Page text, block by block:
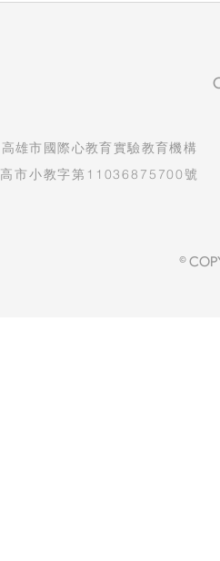
​高雄市國際心教育實驗教育機構
高市小教字第11036875700號
©